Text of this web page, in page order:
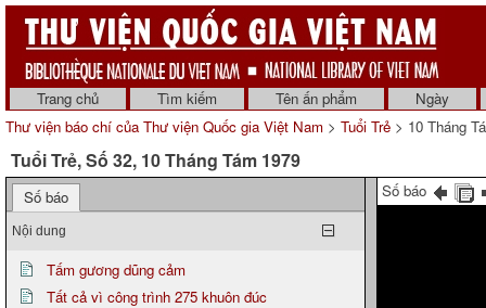
Trang chủ Tìm kiếm Tên ấn phẩm
Ngày
Thư viện báo chí của Thư viện Quốc gia Việt Nam > Tuổi Trẻ > 10 Tháng
Tuổi Trẻ, Số 32, 10 Tháng Tám 1979
Số báo
Nội dung
Tấm gương dũng cảm
Tất cả vì công trình 275 khuôn đúc
Số báo